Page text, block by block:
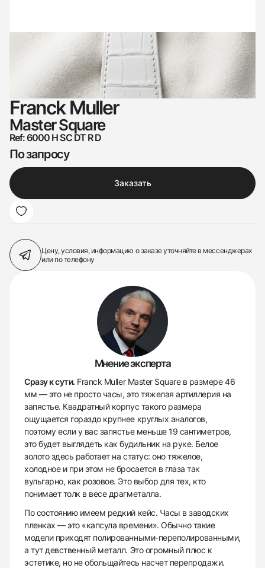
Franck Muller
Master Square
Ref: 6000 H SC DT R D
По запросу
Заказать
Цену, условия, информацию о заказеуточняйте в мессенджерах
или по телефону
Мнение эксперта
Сразу к сути. Franck Muller Master Square в размере 46
мм — это не просто часы, это тяжелая артиллерия на
запястье. Квадратный корпус такого размера
ощущается гораздо крупнее круглых аналогов,
поэтому если у вас запястье меньше 19 сантиметров,
это будет выглядеть как будильник на руке. Белое
золото здесь работает на статус: оно тяжелое,
холодное и при этом не бросается в глаза так
вульгарно, как розовое. Это выбор для тех, кто
понимает толк в весе драгметалла.
По состоянию имеем редкий кейс. Часы в заводских
пленках — это «капсула времени». Обычно такие
модели приходят полированными-переполированными,
а тут девственный металл. Это огромный плюс к
эстетике, но не обольщайтесь насчет перепродажи.